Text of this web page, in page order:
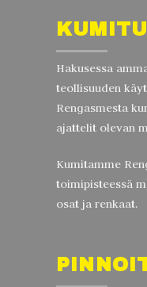
Hakusessa
teollisuuden
Rengasmesta
ajattelit olevan
Kumitamme
toimipisteessä
osat ja renkaat.